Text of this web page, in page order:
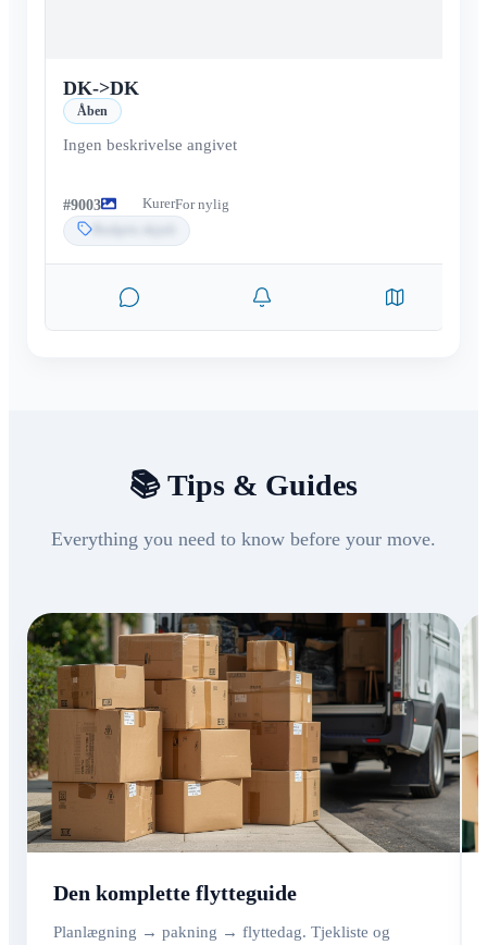
DK->DK
Åben
Ingen beskrivelse angivet
#9003 KurerFor nylig
📚 Tips & Guides
Everything you need to know before your move.
Den komplette flytteguide
Planlægning → pakning → flyttedag. Tjekliste og